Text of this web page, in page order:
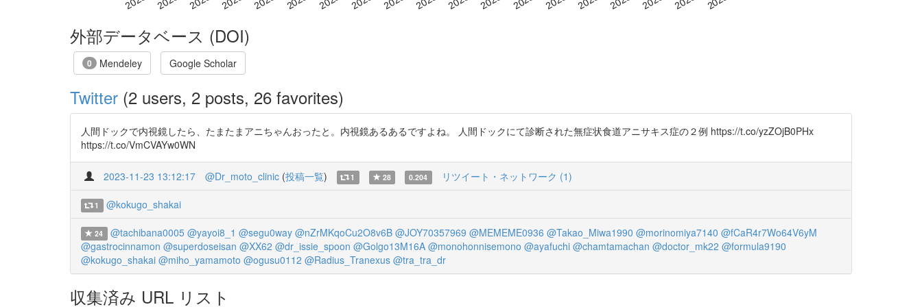
外部データベース (DOI)
0 Mendeley Google Scholar
Twitter (2 users, 2 posts, 26 favorites)
人間ドックで内視鏡したら、たまたまアニちゃんおったと。内視鏡あるあるですよね。 人間ドックにて診断された無症状食道アニサキス症の２例 https://t.co/yzZOjB0PHx
https://t.co/VmCVAYw0WN
2023-11-23 13:12:17 @Dr_moto_clinic (投稿一覧) 1 28 0.204 リツイート・ネットワーク (1)
1 @kokugo_shakai
24 @tachibana0005 @yayoi8_1 @segu0way @nZrMKqoCu2O8v6B @JOY70357969 @MEMEME0936 @Takao_Miwa1990 @morinomiya7140 @fCaR4r7Wo64V6yM
@gastrocinnamon @superdoseisan @XX62 @dr_issie_spoon @Golgo13M16A @monohonnisemono @ayafuchi @chamtamachan @doctor_mk22 @formula9190
@kokugo_shakai @miho_yamamoto @ogusu0112 @Radius_Tranexus @tra_tra_dr
収集済み URL リスト